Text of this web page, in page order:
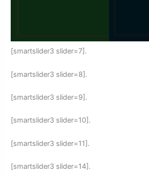
[smartslider3 slider=7].
[smartslider3 slider=8].
[smartslider3 slider=9].
[smartslider3 slider=10].
[smartslider3 slider=11].
[smartslider3 slider=14].